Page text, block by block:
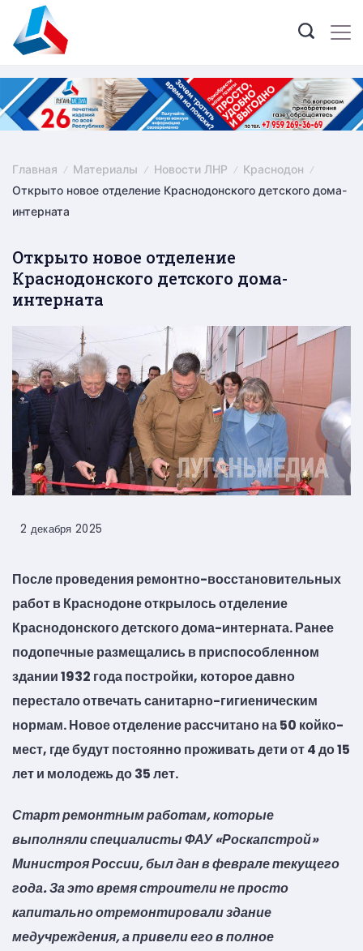
content
Главная Материалы Новости ЛНР
Краснодон
Открыто новое отделение Краснодонского детского дома-
интерната
Открыто новое отделение
Краснодонского детского дома-
интерната
2 декабря 2025
После проведения ремонтно-восстановительных
работ в Краснодоне открылось отделение
Краснодонского детского дома-интерната. Ранее
подопечные размещались в приспособленном
здании 1932 года постройки, которое давно
перестало отвечать санитарно-гигиеническим
нормам. Новое отделение рассчитано на 50 койко-
мест, где будут постоянно проживать дети от 4 до 15
лет и молодежь до 35 лет.
Старт ремонтным работам, которые
выполняли специалисты ФАУ «Роскапстрой»
Министроя России, был дан в феврале текущего
года. За это время строители не просто
капитально отремонтировали здание
медучреждения, а привели его в полное